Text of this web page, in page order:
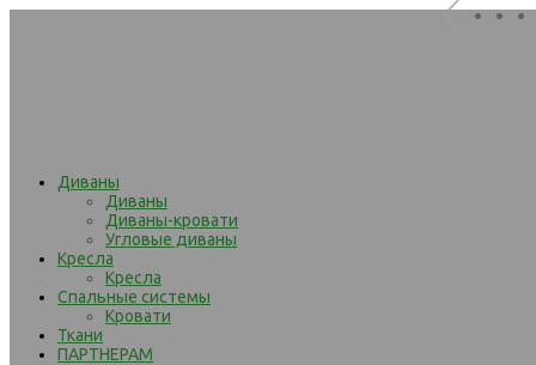
Диваны
Диваны
Диваны-кровати
Угловые диваны
Кресла
Кресла
Спальные системы
Кровати
Ткани
ПАРТНЕРАМ